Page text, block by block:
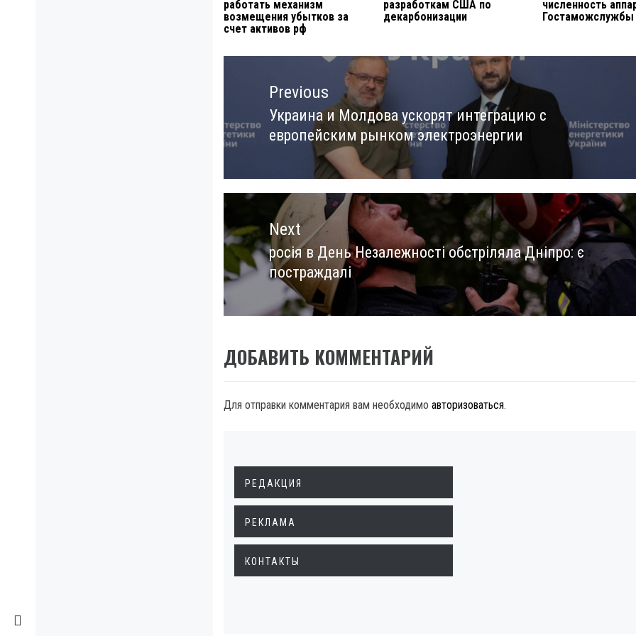
работать механизм
возмещения убытков за
счет активов рф
разработкам США по
декарбонизации
численность
Гостаможслужбы
Навигация
записямPrevious
Previous
post:
Украина и Молдова ускорят интеграцию с
европейским рынком электроэнергии
Next
Next
post:
росія в День Незалежності обстріляла Дніпро: є
постраждалі
ДОБАВИТЬ КОММЕНТАРИЙ
Для отправки комментария вам необходимо авторизоваться.
РЕДАКЦИЯ
РЕКЛАМА
КОНТАКТЫ